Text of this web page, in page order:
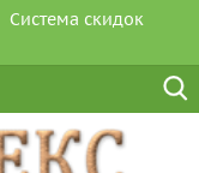
Система скидок